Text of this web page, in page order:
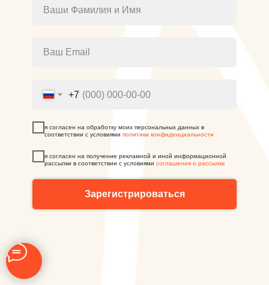
Ваши Фамилия и Имя
Ваш Email
+7
я согласен на обработку моих персональных данных в
соответствии с условиями политики конфиденциальности
я согласен на получение рекламной и иной информационной
рассылки в соответствии с условиями соглашения о рассылке
Зарегистрироваться